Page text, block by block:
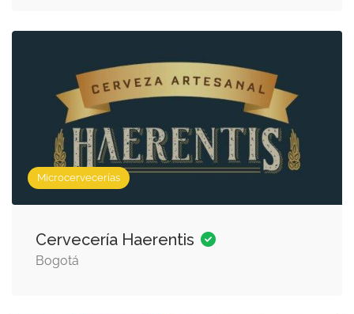
Microcervecerías
Cervecería Haerentis
Bogotá